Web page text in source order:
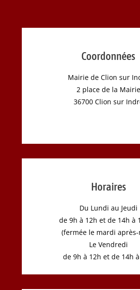
Coordonnées
Mairie de Clion sur
2 place de la Mairie
36700 Clion sur
Horaires
Du Lundi au Jeudi
de 9h à 12h et de 14h à
(fermée le mardi
Le Vendredi
de 9h à 12h et de 14h